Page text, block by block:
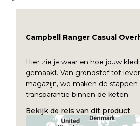
Campbell Ranger Casual
Hier zie je waar en hoe jouw
gemaakt. Van grondstof tot
magazijn, we maken de stappen
transparantie binnen de keten.
Bekijk de reis van dit product